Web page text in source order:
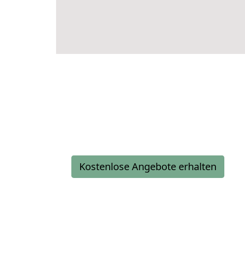
Kostenlose Angebote erhalten